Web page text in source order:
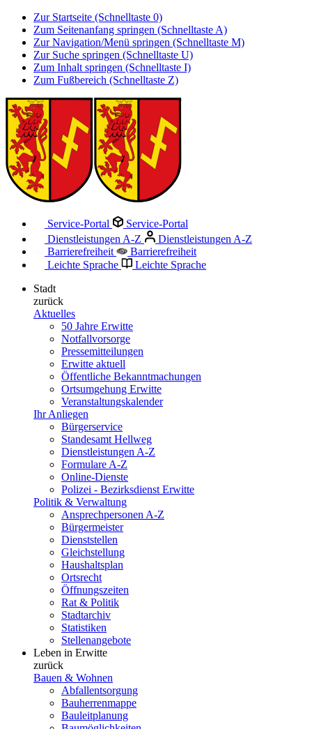
Zur Startseite (Schnelltaste 0)
Zum Seitenanfang springen (Schnelltaste A)
Zur Navigation/Menü springen (Schnelltaste M)
Zur Suche springen (Schnelltaste U)
Zum Inhalt springen (Schnelltaste I)
Zum Fußbereich (Schnelltaste Z)
Service-Portal
Service-Portal
Dienstleistungen A-Z
Dienstleistungen A-Z
Barrierefreiheit
Barrierefreiheit
Leichte Sprache
Leichte Sprache
Stadt
zurück
Aktuelles
50 Jahre Erwitte
Notfallvorsorge
Pressemitteilungen
Erwitte aktuell
Öffentliche Bekanntmachungen
Ortsumgehung Erwitte
Veranstaltungskalender
Ihr Anliegen
Bürgerservice
Standesamt Hellweg
Dienstleistungen A-Z
Formulare A-Z
Online-Dienste
Polizei - Bezirksdienst Erwitte
Politik & Verwaltung
Ansprechpersonen A-Z
Bürgermeister
Dienststellen
Gleichstellung
Haushaltsplan
Ortsrecht
Öffnungszeiten
Rat & Politik
Stadtarchiv
Statistiken
Stellenangebote
Leben in Erwitte
zurück
Bauen & Wohnen
Abfallentsorgung
Bauherrenmappe
Bauleitplanung